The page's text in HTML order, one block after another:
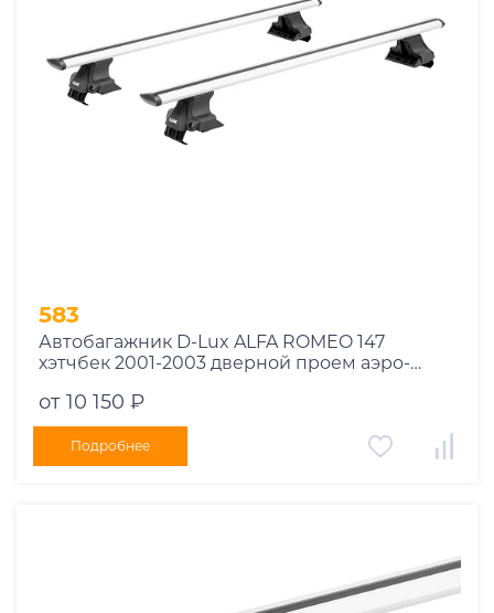
583
Автобагажник D-Lux ALFA ROMEO 147
хэтчбек 2001-2003 дверной проем аэро-
от 10 150 ₽
Подробнее